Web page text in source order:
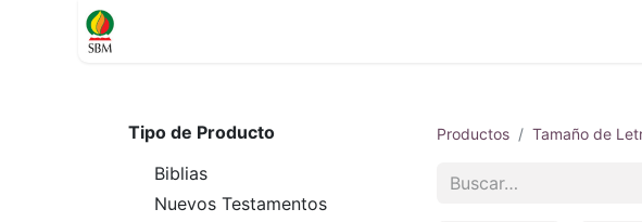
Tipo de Producto
Biblias
Nuevos Testamentos
Productos Tamaño de